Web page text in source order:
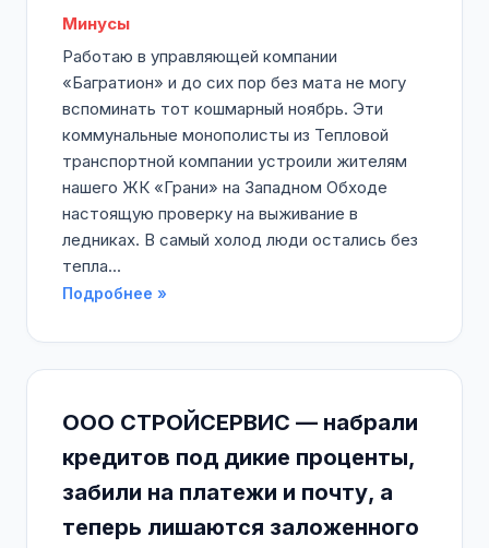
Минусы
Работаю в управляющей компании
«Багратион» и до сих пор без мата не могу
вспоминать тот кошмарный ноябрь. Эти
коммунальные монополисты из Тепловой
транспортной компании устроили жителям
нашего ЖК «Грани» на Западном Обходе
настоящую проверку на выживание в
ледниках. В самый холод люди остались без
тепла...
Подробнее »
ООО СТРОЙСЕРВИС — набрали
кредитов под дикие проценты,
забили на платежи и почту, а
теперь лишаются заложенного